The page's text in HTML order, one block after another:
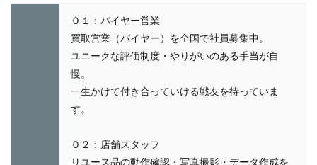
０１：バイヤー営業
買取営業（バイヤー）を全国で社員募集中。
ユニークな評価制度・やりがいのある手当が自
慢。
一生かけて付き合っていける戦友を待っていま
す。
０２：店舗スタッフ
リユース品の動作確認・写真撮影・データ作成を